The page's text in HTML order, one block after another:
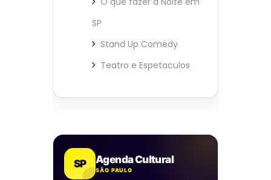
SP
Stand Up Comedy
Teatro e Espetaculos
SP Agenda Cultural
SÃO PAULO